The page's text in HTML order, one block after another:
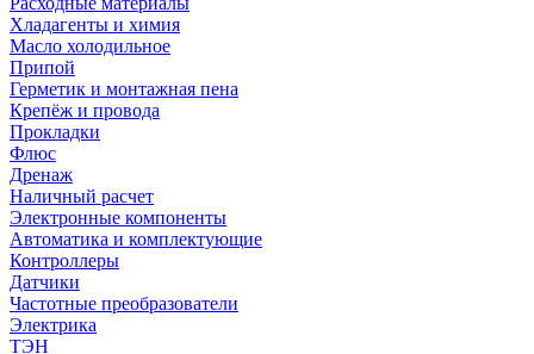
Хладагенты и химия
Масло холодильное
Припой
Герметик и монтажная пена
Крепёж и провода
Прокладки
Флюс
Дренаж
Наличный расчет
Электронные компоненты
Автоматика и комплектующие
Контроллеры
Датчики
Частотные преобразователи
Электрика
ТЭН